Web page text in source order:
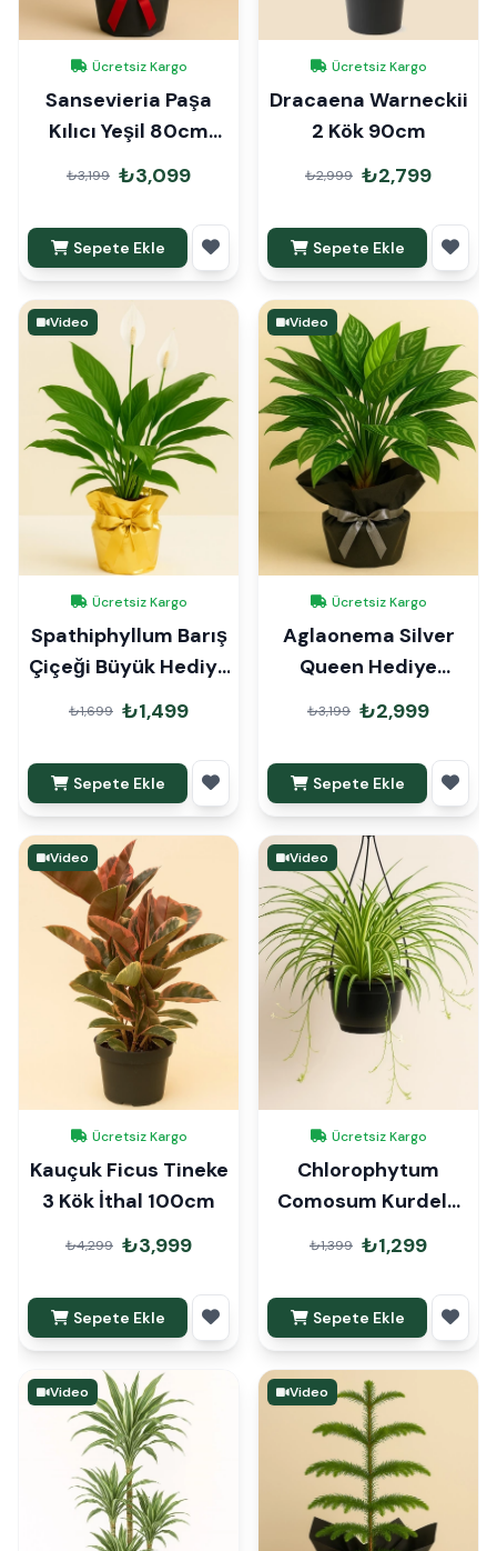
Ücretsiz Kargo
Sansevieria Paşa
Kılıcı Yeşil 80cm
Hediye Paketli
₺3,199 ₺3,099
Sepete Ekle
Ücretsiz Kargo
Dracaena Warneckii
2 Kök 90cm
₺2,999 ₺2,799
Sepete Ekle
Video
Ücretsiz Kargo
Spathiphyllum Barış
Çiçeği Büyük Hediye
Paketli
₺1,699 ₺1,499
Sepete Ekle
Video
Ücretsiz Kargo
Aglaonema Silver
Queen Hediye
Paketli
₺3,199 ₺2,999
Sepete Ekle
Video
Ücretsiz Kargo
Kauçuk Ficus Tineke
3 Kök İthal 100cm
₺4,299 ₺3,999
Sepete Ekle
Video
Ücretsiz Kargo
Chlorophytum
Comosum Kurdele
Askılı
₺1,399 ₺1,299
Sepete Ekle
Video Video